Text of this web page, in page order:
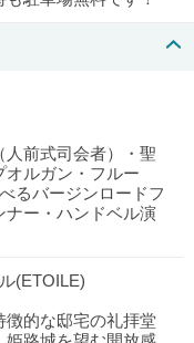
前式司会者）・聖
オルガン・フルー
るバージンロードフ
ナー・ハンドベル演
(ETOILE)
的な邸宅の礼拝堂